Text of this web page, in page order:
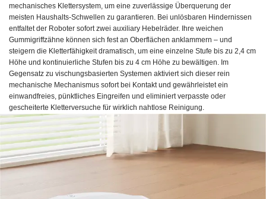
mechanisches Klettersystem, um eine zuverlässige Überquerung der
meisten Haushalts-Schwellen zu garantieren. Bei unlösbaren Hindernissen
entfaltet der Roboter sofort zwei auxiliary Hebelräder. Ihre weichen
Gummigriffzähne können sich fest an Oberflächen anklammern – und
steigern die Kletterfähigkeit dramatisch, um eine einzelne Stufe bis zu 2,4 cm
Höhe und kontinuierliche Stufen bis zu 4 cm Höhe zu bewältigen. Im
Gegensatz zu vischungsbasierten Systemen aktiviert sich dieser rein
mechanische Mechanismus sofort bei Kontakt und gewährleistet ein
einwandfreies, pünktliches Eingreifen und eliminiert verpasste oder
gescheiterte Kletterversuche für wirklich nahtlose Reinigung.